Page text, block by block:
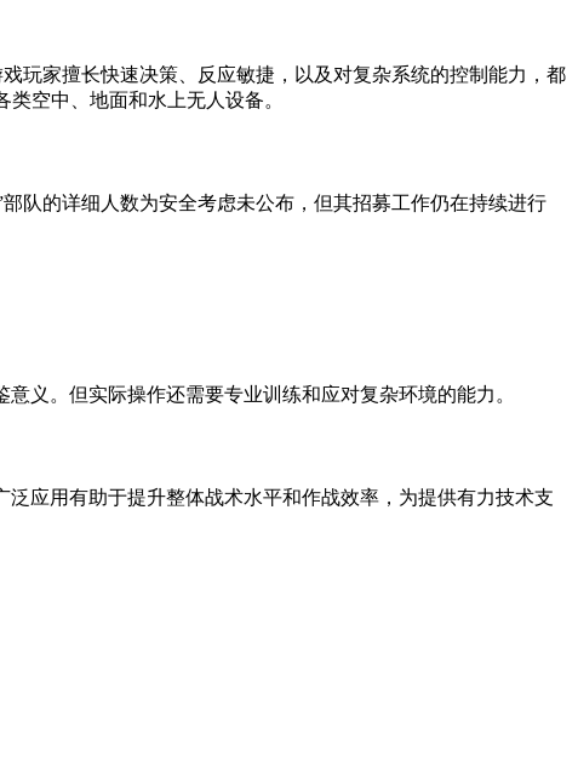
玩家擅长快速决策、反应敏捷，以及对复杂系统的控制能力，都
空中、地面和水上无人设备。
队的详细人数为安全考虑未公布，但其招募工作仍在持续进行
义。但实际操作还需要专业训练和应对复杂环境的能力。
应用有助于提升整体战术水平和作战效率，为提供有力技术支